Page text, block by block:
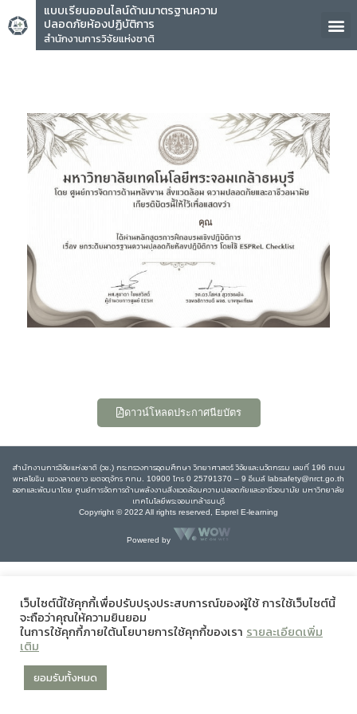
แบบเรียนออนไลน์ด้านมาตรฐานความ
ปลอดภัยห้องปฏิบัติการ
สำนักงานการวิจัยแห่งชาติ
คุณ
ดาวน์โหลดประกาศนียบัตร
สำนักงานการวิจัยแห่งชาติ (วช.) กระทรวงการอุดมศึกษา วิทยาศาสตร์ วิจัยและนวัตกรรม เลขที่ 196 ถนน
พหลโยธิน แขวงลาดยาว เขตจตุจักร กทม. 10900 โทร 0 25791370 – 9 อีเมล์ labsafety@nrct.go.th
ออกและพัฒนาโดย ศูนย์การจัดการด้านพลังงานสิ่งแวดล้อมความปลอดภัยและอาชีวอนามัย มหาวิทยาลัย
เทคโนโลยีพระจอมเกล้าธนบุรี
Copyright © 2022 All rights reserved, Esprel E-learning
Powered by
เว็บไซต์นี้ใช้คุกกี้เพื่อปรับปรุงประสบการณ์ของผู้ใช้ การใช้เว็บไซต์นี้
จะถือว่าคุณให้ความยินยอม
ในการใช้คุกกี้ภายใต้นโยบายการใช้คุกกี้ของเรา รายละเอียดเพิ่ม
เติม
ยอมรับทั้งหมด